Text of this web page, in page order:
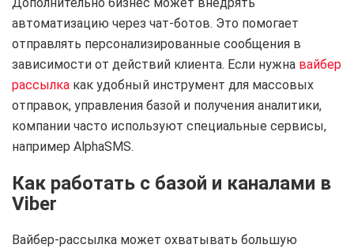
автоматизацию через чат-ботов. Это помогает
отправлять персонализированные сообщения в
зависимости от действий клиента. Если нужна вайбер
рассылка как удобный инструмент для массовых
отправок, управления базой и получения аналитики,
компании часто используют специальные сервисы,
например AlphaSMS.
Как работать с базой и каналами в
Viber
Вайбер-рассылка может охватывать большую